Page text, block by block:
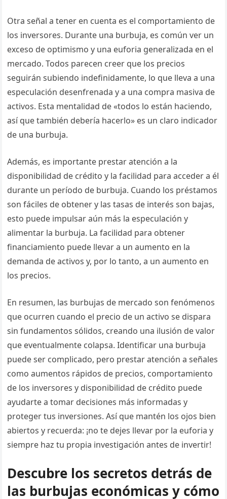
Otra señal a tener en cuenta es el comportamiento de
los inversores. Durante una burbuja, es común ver un
exceso de optimismo y una euforia generalizada en el
mercado. Todos parecen creer que los precios
seguirán subiendo indefinidamente, lo que lleva a una
especulación desenfrenada y a una compra masiva de
activos. Esta mentalidad de «todos lo están haciendo,
así que también debería hacerlo» es un claro indicador
de una burbuja.
Además, es importante prestar atención a la
disponibilidad de crédito y la facilidad para acceder a él
durante un período de burbuja. Cuando los préstamos
son fáciles de obtener y las tasas de interés son bajas,
esto puede impulsar aún más la especulación y
alimentar la burbuja. La facilidad para obtener
financiamiento puede llevar a un aumento en la
demanda de activos y, por lo tanto, a un aumento en
los precios.
En resumen, las burbujas de mercado son fenómenos
que ocurren cuando el precio de un activo se dispara
sin fundamentos sólidos, creando una ilusión de valor
que eventualmente colapsa. Identificar una burbuja
puede ser complicado, pero prestar atención a señales
como aumentos rápidos de precios, comportamiento
de los inversores y disponibilidad de crédito puede
ayudarte a tomar decisiones más informadas y
proteger tus inversiones. Así que mantén los ojos bien
abiertos y recuerda: ¡no te dejes llevar por la euforia y
siempre haz tu propia investigación antes de invertir!
Descubre los secretos detrás de
las burbujas económicas y cómo